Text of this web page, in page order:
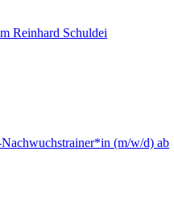
Reinhard Schuldei
(m/w/d) ab